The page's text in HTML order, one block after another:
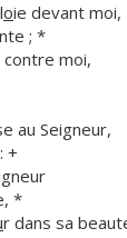
oie devant moi,
; *
contre moi,
au Seigneur,
+
*
r dans sa